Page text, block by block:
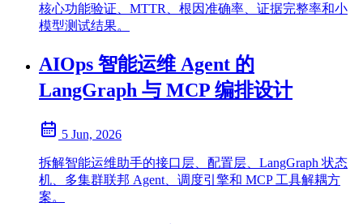
核心功能验证、MTTR、根因准确率、证据完整率和小
模型测试结果。
AIOps 智能运维 Agent 的
LangGraph 与 MCP 编排设计
5 Jun, 2026
拆解智能运维助手的接口层、配置层、LangGraph 状态
机、多集群联邦 Agent、调度引擎和 MCP 工具解耦方
案。